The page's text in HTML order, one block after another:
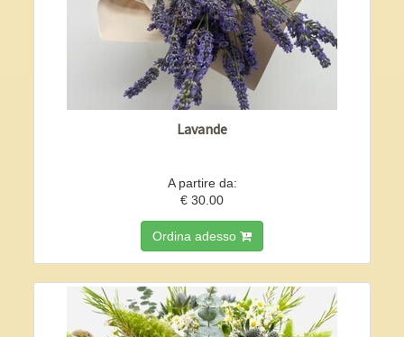
Lavande
A partire da:
€ 30.00
Ordina adesso